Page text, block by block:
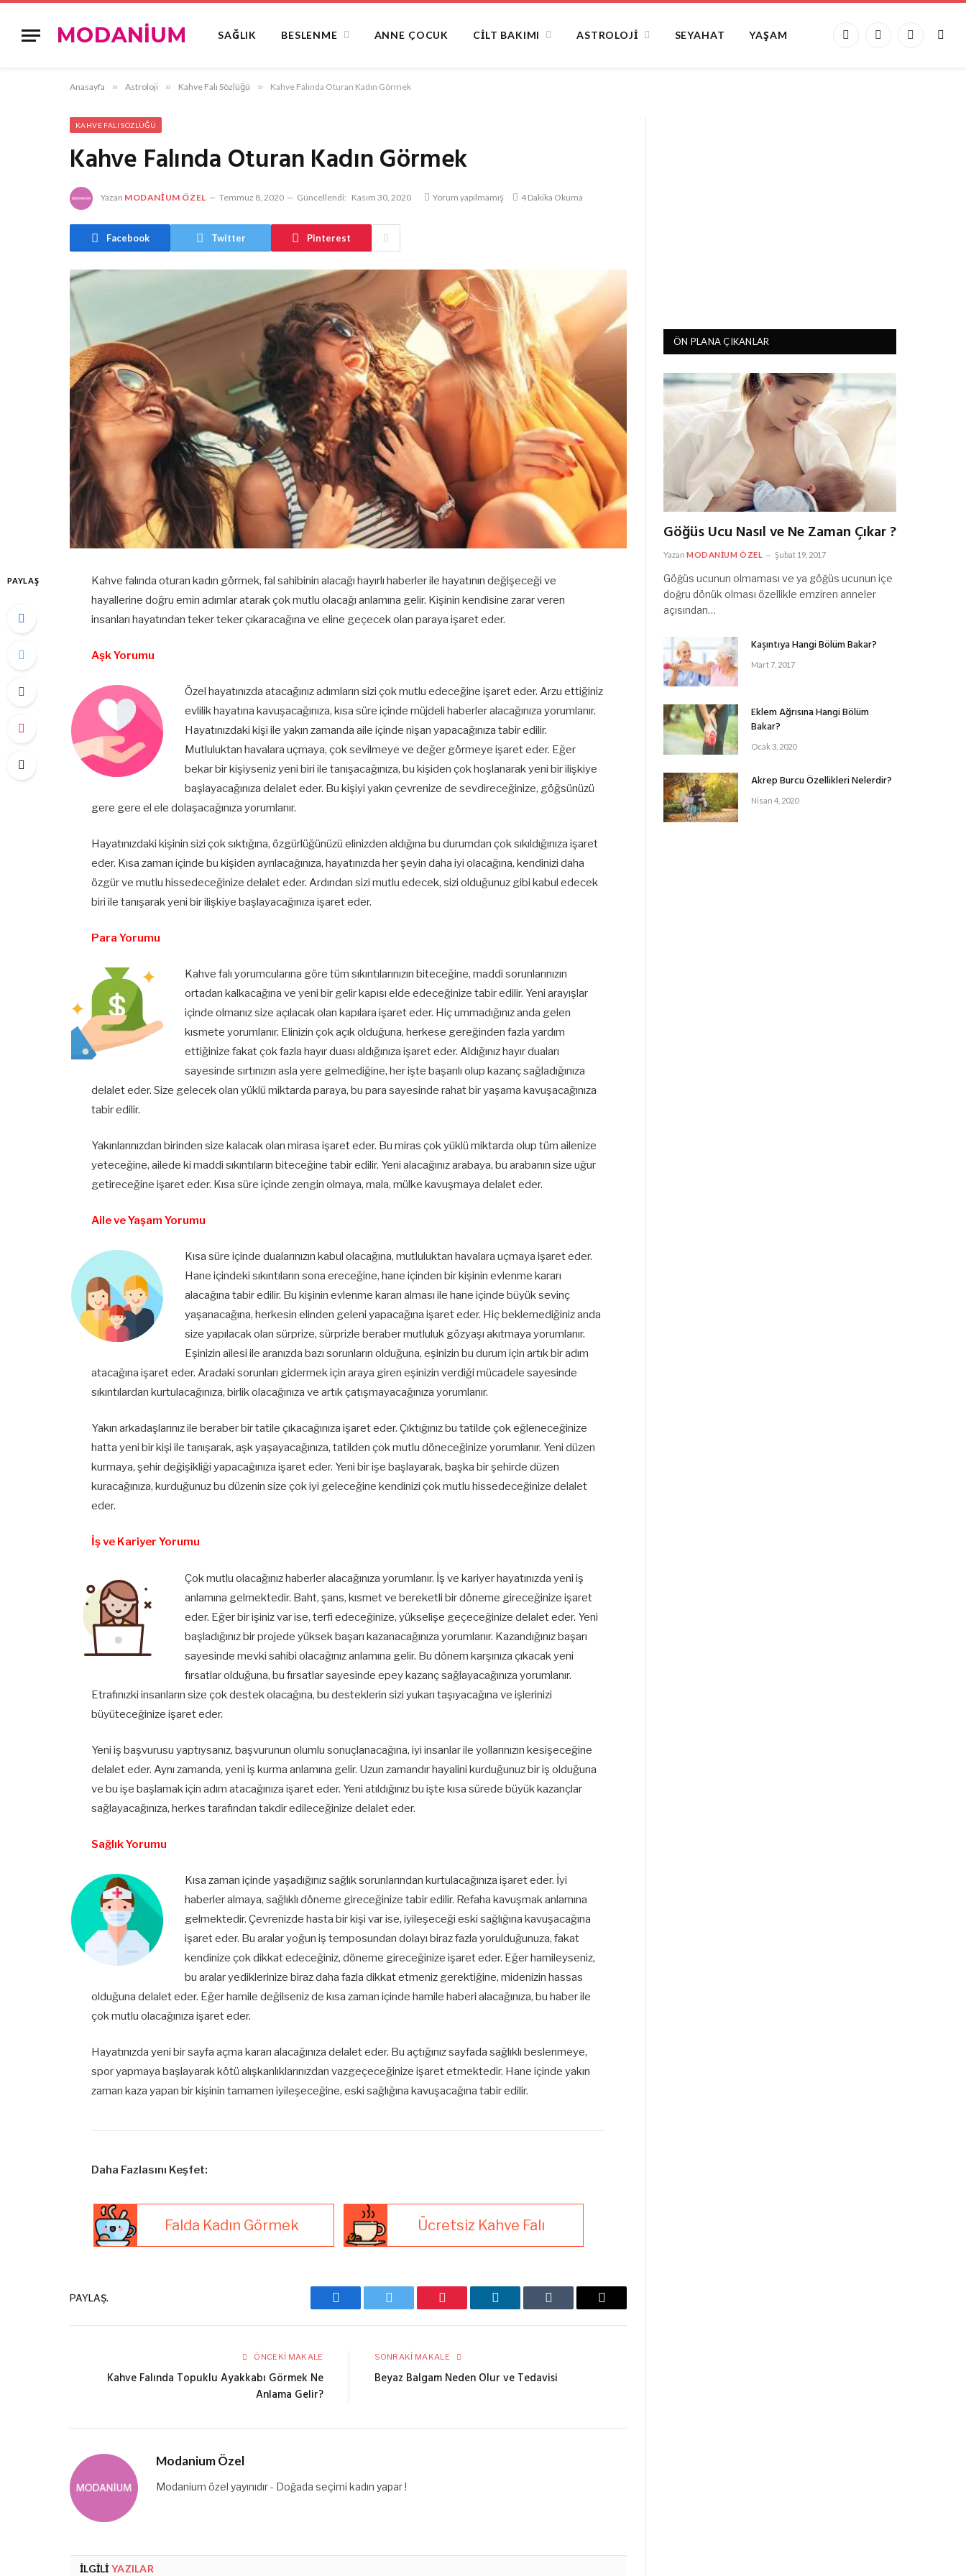
SAĞLIK BESLENME ANNE ÇOCUK CILT BAKIMI ASTROLOJI SEYAHAT YAŞAM
Facebook
X
Instagram
Anasayfa » Astroloji » Kahve Falı Sözlüğü » Kahve Falında Oturan Kadın Görmek
KAHVE FALI SÖZLÜĞÜ
Kahve Falında Oturan Kadın Görmek
Yazan MODANIUM ÖZEL Temmuz 8, 2020 Güncellendi: Kasım 30, 2020 Yorum yapılmamış 4 Dakika Okuma
Facebook Twitter Pinterest
PAYLAŞ
Kahve falında oturan kadın görmek, fal sahibinin alacağı hayırlı haberler ile hayatının değişeceği ve
hayallerine doğru emin adımlar atarak çok mutlu olacağı anlamına gelir. Kişinin kendisine zarar veren
insanları hayatından teker teker çıkaracağına ve eline geçecek olan paraya işaret eder.
Aşk Yorumu
Özel hayatınızda atacağınız adımların sizi çok mutlu edeceğine işaret eder. Arzu ettiğiniz
evlilik hayatına kavuşacağınıza, kısa süre içinde müjdeli haberler alacağınıza yorumlanır.
Hayatınızdaki kişi ile yakın zamanda aile içinde nişan yapacağınıza tabir edilir.
Mutluluktan havalara uçmaya, çok sevilmeye ve değer görmeye işaret eder. Eğer
bekar bir kişiyseniz yeni biri ile tanışacağınıza, bu kişiden çok hoşlanarak yeni bir ilişkiye
başlayacağınıza delalet eder. Bu kişiyi yakın çevrenize de sevdireceğinize, göğsünüzü
gere gere el ele dolaşacağınıza yorumlanır.
Hayatınızdaki kişinin sizi çok sıktığına, özgürlüğünüzü elinizden aldığına bu durumdan çok sıkıldığınıza işaret
eder. Kısa zaman içinde bu kişiden ayrılacağınıza, hayatınızda her şeyin daha iyi olacağına, kendinizi daha
özgür ve mutlu hissedeceğinize delalet eder. Ardından sizi mutlu edecek, sizi olduğunuz gibi kabul edecek
biri ile tanışarak yeni bir ilişkiye başlayacağınıza işaret eder.
Para Yorumu
Kahve falı yorumcularına göre tüm sıkıntılarınızın biteceğine, maddi sorunlarınızın
ortadan kalkacağına ve yeni bir gelir kapısı elde edeceğinize tabir edilir. Yeni arayışlar
içinde olmanız size açılacak olan kapılara işaret eder. Hiç ummadığınız anda gelen
kısmete yorumlanır. Elinizin çok açık olduğuna, herkese gereğinden fazla yardım
ettiğinize fakat çok fazla hayır duası aldığınıza işaret eder. Aldığınız hayır duaları
sayesinde sırtınızın asla yere gelmediğine, her işte başarılı olup kazanç sağladığınıza
delalet eder. Size gelecek olan yüklü miktarda paraya, bu para sayesinde rahat bir yaşama kavuşacağınıza
tabir edilir.
Yakınlarınızdan birinden size kalacak olan mirasa işaret eder. Bu miras çok yüklü miktarda olup tüm ailenize
yeteceğine, ailede ki maddi sıkıntıların biteceğine tabir edilir. Yeni alacağınız arabaya, bu arabanın size uğur
getireceğine işaret eder. Kısa süre içinde zengin olmaya, mala, mülke kavuşmaya delalet eder.
Aile ve Yaşam Yorumu
Kısa süre içinde dualarınızın kabul olacağına, mutluluktan havalara uçmaya işaret eder.
Hane içindeki sıkıntıların sona ereceğine, hane içinden bir kişinin evlenme kararı
alacağına tabir edilir. Bu kişinin evlenme kararı alması ile hane içinde büyük sevinç
yaşanacağına, herkesin elinden geleni yapacağına işaret eder. Hiç beklemediğiniz anda
size yapılacak olan sürprize, sürprizle beraber mutluluk gözyaşı akıtmaya yorumlanır.
Eşinizin ailesi ile aranızda bazı sorunların olduğuna, eşinizin bu durum için artık bir adım
atacağına işaret eder. Aradaki sorunları gidermek için araya giren eşinizin verdiği mücadele sayesinde
sıkıntılardan kurtulacağınıza, birlik olacağınıza ve artık çatışmayacağınıza yorumlanır.
Yakın arkadaşlarınız ile beraber bir tatile çıkacağınıza işaret eder. Çıktığınız bu tatilde çok eğleneceğinize
hatta yeni bir kişi ile tanışarak, aşk yaşayacağınıza, tatilden çok mutlu döneceğinize yorumlanır. Yeni düzen
kurmaya, şehir değişikliği yapacağınıza işaret eder. Yeni bir işe başlayarak, başka bir şehirde düzen
kuracağınıza, kurduğunuz bu düzenin size çok iyi geleceğine kendinizi çok mutlu hissedeceğinize delalet
eder.
İş ve Kariyer Yorumu
Çok mutlu olacağınız haberler alacağınıza yorumlanır. İş ve kariyer hayatınızda yeni iş
anlamına gelmektedir. Baht, şans, kısmet ve bereketli bir döneme gireceğinize işaret
eder. Eğer bir işiniz var ise, terfi edeceğinize, yükselişe geçeceğinize delalet eder. Yeni
başladığınız bir projede yüksek başarı kazanacağınıza yorumlanır. Kazandığınız başarı
sayesinde mevki sahibi olacağınız anlamına gelir. Bu dönem karşınıza çıkacak yeni
fırsatlar olduğuna, bu fırsatlar sayesinde epey kazanç sağlayacağınıza yorumlanır.
Etrafınızki insanların size çok destek olacağına, bu desteklerin sizi yukarı taşıyacağına ve işlerinizi
büyüteceğinize işaret eder.
Yeni iş başvurusu yaptıysanız, başvurunun olumlu sonuçlanacağına, iyi insanlar ile yollarınızın kesişeceğine
delalet eder. Aynı zamanda, yeni iş kurma anlamına gelir. Uzun zamandır hayalini kurduğunuz bir iş olduğuna
ve bu işe başlamak için adım atacağınıza işaret eder. Yeni atıldığınız bu işte kısa sürede büyük kazançlar
sağlayacağınıza, herkes tarafından takdir edileceğinize delalet eder.
Sağlık Yorumu
Kısa zaman içinde yaşadığınız sağlık sorunlarından kurtulacağınıza işaret eder. İyi
haberler almaya, sağlıklı döneme gireceğinize tabir edilir. Refaha kavuşmak anlamına
gelmektedir. Çevrenizde hasta bir kişi var ise, iyileşeceği eski sağlığına kavuşacağına
işaret eder. Bu aralar yoğun iş temposundan dolayı biraz fazla yorulduğunuza, fakat
kendinize çok dikkat edeceğiniz, döneme gireceğinize işaret eder. Eğer hamileyseniz,
bu aralar yediklerinize biraz daha fazla dikkat etmeniz gerektiğine, midenizin hassas
olduğuna delalet eder. Eğer hamile değilseniz de kısa zaman içinde hamile haberi alacağınıza, bu haber ile
çok mutlu olacağınıza işaret eder.
Hayatınızda yeni bir sayfa açma kararı alacağınıza delalet eder. Bu açtığınız sayfada sağlıklı beslenmeye,
spor yapmaya başlayarak kötü alışkanlıklarınızdan vazgeçeceğinize işaret etmektedir. Hane içinde yakın
zaman kaza yapan bir kişinin tamamen iyileşeceğine, eski sağlığına kavuşacağına tabir edilir.
Daha Fazlasını Keşfet:
Falda Kadın Görmek Ücretsiz Kahve Falı
PAYLAŞ.
Facebook Twitter Pinterest LinkedIn Tumblr
E-
ÖNCEKI MAKALE
Kahve Falında Topuklu Ayakkabı Görmek Ne
Anlama Gelir?
SONRAKI MAKALE
Beyaz Balgam Neden Olur ve Tedavisi
Modanium Özel
Modanium özel yayınıdır - Doğada seçimi kadın yapar !
İLGILI YAZILAR
ÖN PLANA ÇIKANLAR
Göğüs Ucu Nasıl ve Ne Zaman Çıkar ?
Yazan MODANIUM ÖZEL Şubat 19, 2017
Göğüs ucunun olmaması ve ya göğüs ucunun içe
doğru dönük olması özellikle emziren anneler
açısından…
Kaşıntıya Hangi Bölüm Bakar?
Mart 7, 2017
Eklem Ağrısına Hangi Bölüm
Bakar?
Ocak 3, 2020
Akrep Burcu Özellikleri Nelerdir?
Nisan 4, 2020